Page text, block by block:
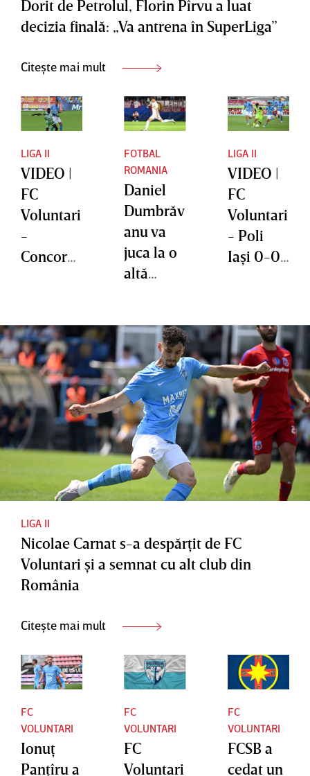
Dorit de Petrolul, Florin Pîrvu a luat
decizia finală: „Va antrena în SuperLiga”
Citește mai mult
LIGA II
VIDEO |
FC
Voluntari
-
Concordi
la limită
pentru
echipa
pregătită
de Florin
Pîrvu
FOTBAL
ROMANIA
Daniel
Dumbrăv
anu va
juca la o
altă
România
LIGA II
VIDEO |
FC
Voluntari
- Poli
Iaşi 0-0!
au
mulţumit
cu un
punct
LIGA II
Nicolae Carnat s-a despărţit de FC
Voluntari şi a semnat cu alt club din
România
Citește mai mult
FC
VOLUNTARI
Ionuţ
Panţîru a
FC
VOLUNTARI
FC
Voluntari
FC
VOLUNTARI
FCSB a
cedat un